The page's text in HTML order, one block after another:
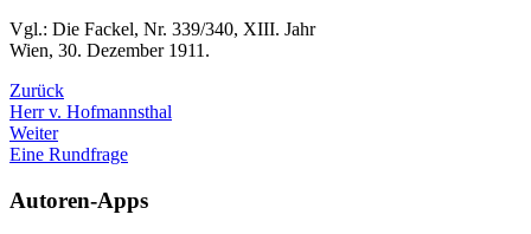
Vgl.: Die Fackel, Nr. 339/340, XIII. Jahr
Wien, 30. Dezember 1911.
Zurück
Herr v. Hofmannsthal
Weiter
Eine Rundfrage
Autoren-Apps